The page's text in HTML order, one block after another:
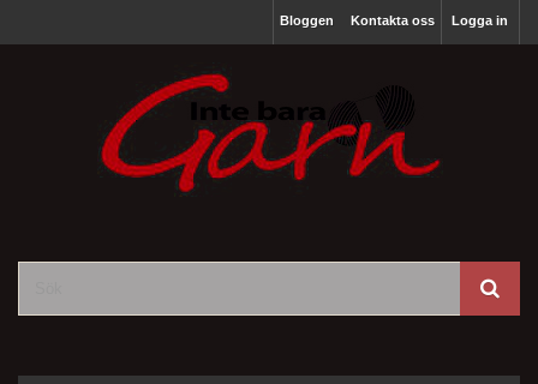
Logga in
Bloggen Kontakta oss